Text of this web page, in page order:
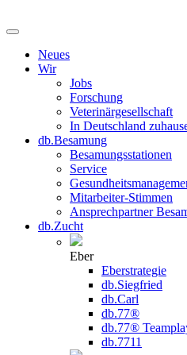
Neues
Wir
Jobs
Forschung
Veterinärgesellschaft
In Deutschland
db.Besamung
Besamungsstationen
Service
Mitarbeiter-Stimmen
Ansprechpartner
db.Zucht
Eber
Eberstrategie
db.Siegfried
db.Carl
db.77®
db.77®
db.7711